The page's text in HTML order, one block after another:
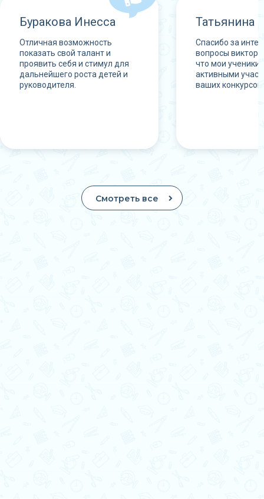
Буракова Инесса
Отличная возможность
показать свой талант и
проявить себя и стимул для
дальнейшего роста детей и
руководителя.
Татьянина
Спасибо за
вопросы
что мои ученики
активными
ваших конкурсов.
Смотреть все